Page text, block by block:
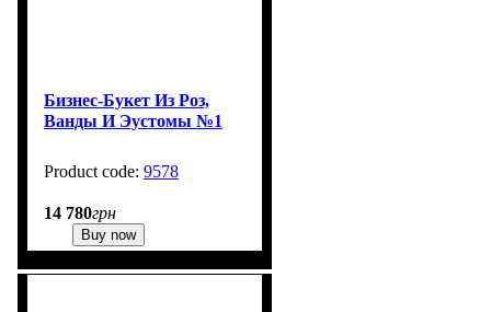
Бизнес-Букет Из Роз,
Ванды И Эустомы №1
9578
14 780грн
Buy now